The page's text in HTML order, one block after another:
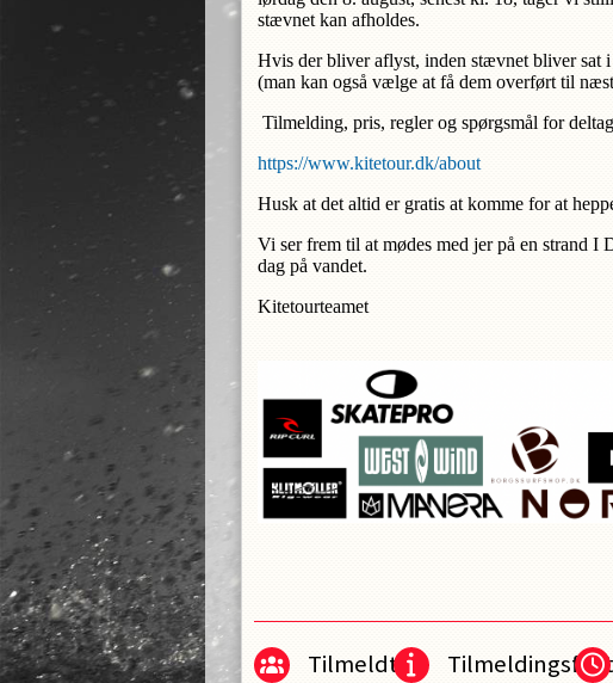
stævnet kan afholdes.
Hvis der bliver aflyst, inden stævnet bliver sat
(man kan også vælge at få dem overført til
Tilmelding, pris, regler og spørgsmål for
https://www.kitetour.dk/about
Husk at det altid er gratis at komme for at
Vi ser frem til at mødes med jer på en strand
dag på vandet.
Kitetourteamet
Tilmeldte Tilmeldingsfrist